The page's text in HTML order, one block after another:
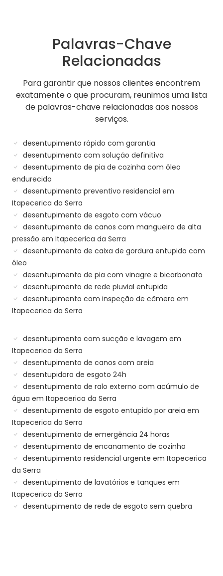
Palavras-Chave
Relacionadas
Para garantir que nossos clientes encontrem
exatamente o que procuram, reunimos uma lista
de palavras-chave relacionadas aos nossos
serviços.
desentupimento rápido com garantia
desentupimento com solução definitiva
desentupimento de pia de cozinha com óleo
endurecido
desentupimento preventivo residencial em
Itapecerica da Serra
desentupimento de esgoto com vácuo
desentupimento de canos com mangueira de alta
pressão em Itapecerica da Serra
desentupimento de caixa de gordura entupida com
óleo
desentupimento de pia com vinagre e bicarbonato
desentupimento de rede pluvial entupida
desentupimento com inspeção de câmera em
Itapecerica da Serra
desentupimento com sucção e lavagem em
Itapecerica da Serra
desentupimento de canos com areia
desentupidora de esgoto 24h
desentupimento de ralo externo com acúmulo de
água em Itapecerica da Serra
desentupimento de esgoto entupido por areia em
Itapecerica da Serra
desentupimento de emergência 24 horas
desentupimento de encanamento de cozinha
desentupimento residencial urgente em Itapecerica
da Serra
desentupimento de lavatórios e tanques em
Itapecerica da Serra
desentupimento de rede de esgoto sem quebra